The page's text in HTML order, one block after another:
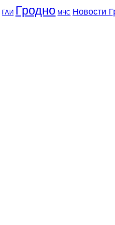
ГАИ Гродно МЧС Новости